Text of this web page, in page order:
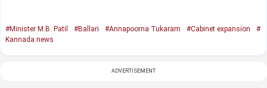
#Minister M.B. Patil #Ballari #Annapoorna Tukaram #Cabinet expansion
#
Kannada news
ADVERTISEMENT